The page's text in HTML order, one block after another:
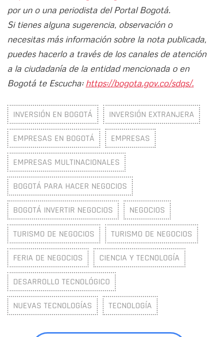
por un o una periodista del Portal Bogotá.
Si tienes alguna sugerencia, observación o
necesitas más información sobre la nota publicada,
puedes hacerlo a través de los canales de atención
a la ciudadanía de la entidad mencionada o en
Bogotá te Escucha: https://bogota.gov.co/sdqs/.
INVERSIÓN EN BOGOTÁ INVERSIÓN EXTRANJERA
EMPRESAS EN BOGOTÁ EMPRESAS
EMPRESAS MULTINACIONALES
BOGOTÁ PARA HACER NEGOCIOS
BOGOTÁ INVERTIR NEGOCIOS NEGOCIOS
TURISMO DE NEGOCIOS TURISMO DE NEGOCIOS
FERIA DE NEGOCIOS CIENCIA Y TECNOLOGÍA
DESARROLLO TECNOLÓGICO
NUEVAS TECNOLOGÍAS TECNOLOGÍA